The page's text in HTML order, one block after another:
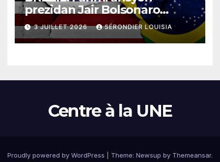
prezidan Jair Bolsonaro
mande gouvènman
ameriken an ogmante taks
sou tout pwodui Brezil ap
3 JUILLET 2026 SÉRONDIER LOUISIA
Centre à la UNE
Proudly powered by WordPress Theme: Newsup by Themeansar.